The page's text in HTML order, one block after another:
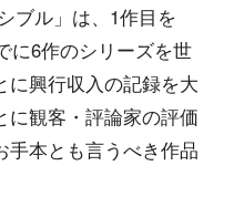
ブル」は、1作目を
に6作のシリーズを世
に興行収入の記録を大
に観客・評論家の評価
手本とも言うべき作品